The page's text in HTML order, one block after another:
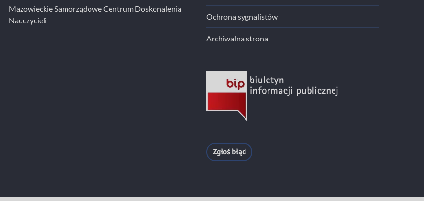
Mazowieckie Samorządowe Centrum Doskonalenia
Nauczycieli
Ochrona sygnalistów
Archiwalna strona
Zgłoś błąd